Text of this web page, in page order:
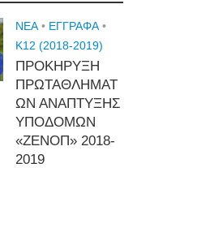
NEA • ΕΓΓΡΑΦΑ •
Κ12 (2018-2019)
ΠΡΟΚΗΡΥΞΗ
ΠΡΩΤΑΘΛΗΜΑΤ
ΩΝ ΑΝΑΠΤΥΞΗΣ
ΥΠΟΔΟΜΩΝ
«ΖΕΝΟΠ» 2018-
2019